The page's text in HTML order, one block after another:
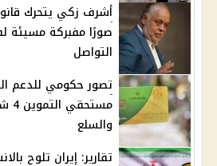
أشرف زكي يتحرك
صورًا مفبركة مسيئة
التواصل
تصور حكومي للدعم
والسلع
تقارير: إيران تلوح